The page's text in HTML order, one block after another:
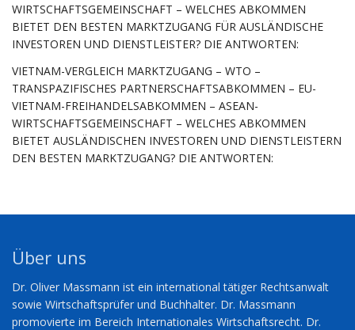
WIRTSCHAFTSGEMEINSCHAFT – WELCHES ABKOMMEN
BIETET DEN BESTEN MARKTZUGANG FÜR AUSLÄNDISCHE
INVESTOREN UND DIENSTLEISTER? DIE ANTWORTEN:
VIETNAM-VERGLEICH MARKTZUGANG – WTO –
TRANSPAZIFISCHES PARTNERSCHAFTSABKOMMEN – EU-
VIETNAM-FREIHANDELSABKOMMEN – ASEAN-
WIRTSCHAFTSGEMEINSCHAFT – WELCHES ABKOMMEN
BIETET AUSLÄNDISCHEN INVESTOREN UND DIENSTLEISTERN
DEN BESTEN MARKTZUGANG? DIE ANTWORTEN:
Über uns
Dr. Oliver Massmann ist ein international tätiger Rechtsanwalt
sowie Wirtschaftsprüfer und Buchhalter. Dr. Massmann
promovierte im Bereich Internationales Wirtschaftsrecht. Dr.